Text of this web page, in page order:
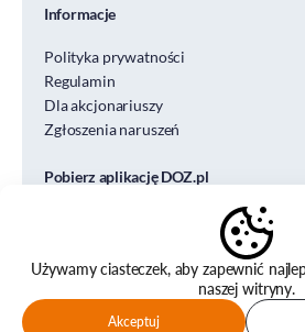
Informacje
Polityka prywatności
Regulamin
Dla akcjonariuszy
Zgłoszenia naruszeń
Pobierz aplikację DOZ.pl
© DOZ
Używamy ciasteczek, aby zapewnić
naszej witryny.
Akceptuj